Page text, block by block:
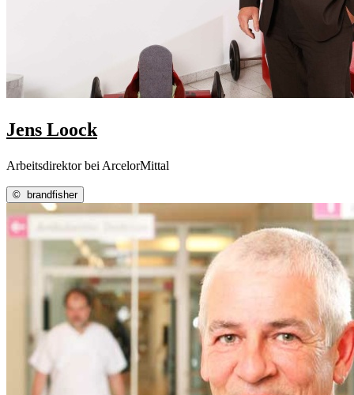
Jens Loock
Arbeitsdirektor bei ArcelorMittal
© brandfisher